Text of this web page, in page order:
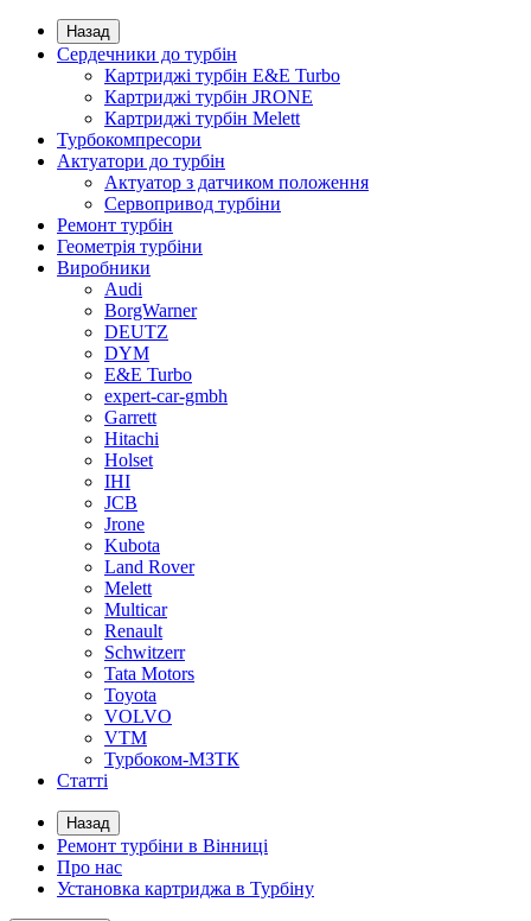
Назад
Сердечники до турбін
Картриджі турбін E&E Turbo
Картриджі турбін JRONE
Картриджі турбін Melett
Турбокомпресори
Актуатори до турбін
Актуатор з датчиком положення
Сервопривод турбіни
Ремонт турбін
Геометрія турбіни
Виробники
Audi
BorgWarner
DEUTZ
DYM
E&E Turbo
expert-car-gmbh
Garrett
Hitachi
Holset
IHI
JCB
Jrone
Kubota
Land Rover
Melett
Multicar
Renault
Schwitzerr
Tata Motors
Toyota
VOLVO
VTM
Турбоком-МЗТК
Статті
Назад
Ремонт турбіни в Вінниці
Про нас
Установка картриджа в Турбіну